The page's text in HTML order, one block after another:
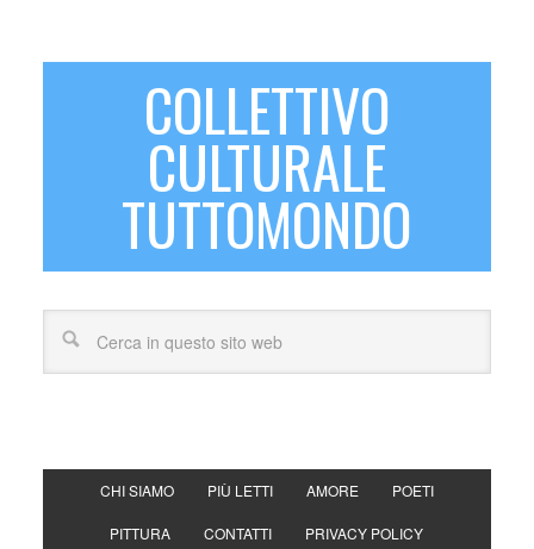
COLLETTIVO
CULTURALE
TUTTOMONDO
CHI SIAMO PIÙ LETTI AMORE POETI
PITTURA CONTATTI PRIVACY POLICY